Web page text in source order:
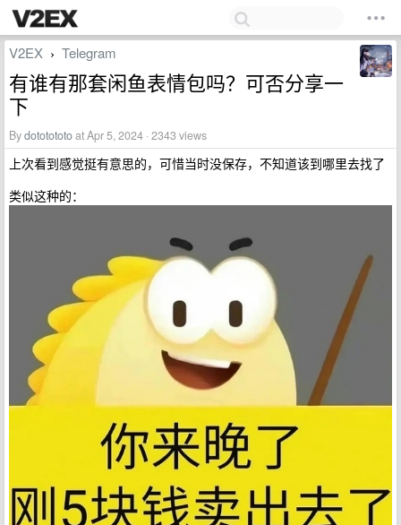
V2EX › Telegram
有谁有那套闲鱼表情包吗？可否分享一
下
Bydototototoat Apr 5, 2024 · 2343 views
上次看到感觉挺有意思的，可惜当时没保存，不知道该到哪里去找了
类似这种的：